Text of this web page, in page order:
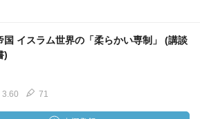
国 イスラム世界の「柔らかい専制」 (講談
)
3.60 71